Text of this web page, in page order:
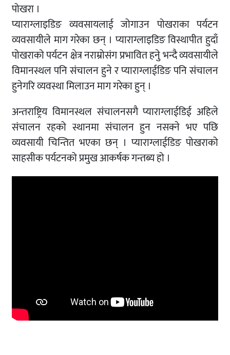
पोखरा ।
प्याराग्लाइडिङ व्यवसायलाई जोगाउन पोखराका पर्यटन
व्यवसायीले माग गरेका छन् । प्याराग्लाइडिङ विस्थापीत हुदाँ
पोखराको पर्यटन क्षेत्र नराम्रोसंग प्रभावित हनुे भन्दै व्यवसायीले
विमानस्थल पनि संचालन हुने र प्याराग्लाईडिङ पनि संचालन
हुनेगरि व्यवस्था मिलाउन माग गरेका हुन् ।
अन्तराष्ट्रिय विमानस्थल संचालनसगै प्याराग्लाईडिई अहिले
संचालन रहको स्थानमा संचालन हुन नसक्ने भए पछि
व्यवसायी चिन्तित भएका छन् । प्याराग्लाईडिङ पोखराको
साहसीक पर्यटनको प्रमुख आकर्षक गन्तब्य हो ।